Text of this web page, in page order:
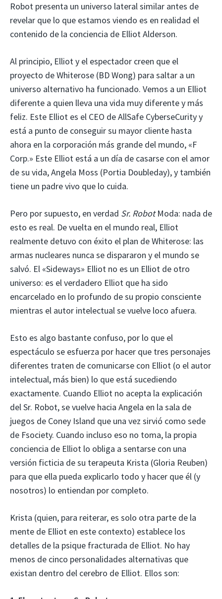
Robot presenta un universo lateral similar antes de
revelar que lo que estamos viendo es en realidad el
contenido de la conciencia de Elliot Alderson.
Al principio, Elliot y el espectador creen que el
proyecto de Whiterose (BD Wong) para saltar a un
universo alternativo ha funcionado. Vemos a un Elliot
diferente a quien lleva una vida muy diferente y más
feliz. Este Elliot es el CEO de AllSafe CyberseCurity y
está a punto de conseguir su mayor cliente hasta
ahora en la corporación más grande del mundo, «F
Corp.» Este Elliot está a un día de casarse con el amor
de su vida, Angela Moss (Portia Doubleday), y también
tiene un padre vivo que lo cuida.
Pero por supuesto, en verdad Sr. RobotModa: nada de
esto es real. De vuelta en el mundo real, Elliot
realmente detuvo con éxito el plan de Whiterose: las
armas nucleares nunca se dispararon y el mundo se
salvó. El «Sideways» Elliot no es un Elliot de otro
universo: es el verdadero Elliot que ha sido
encarcelado en lo profundo de su propio consciente
mientras el autor intelectual se vuelve loco afuera.
Esto es algo bastante confuso, por lo que el
espectáculo se esfuerza por hacer que tres personajes
diferentes traten de comunicarse con Elliot (o el autor
intelectual, más bien) lo que está sucediendo
exactamente. Cuando Elliot no acepta la explicación
del Sr. Robot, se vuelve hacia Angela en la sala de
juegos de Coney Island que una vez sirvió como sede
de Fsociety. Cuando incluso eso no toma, la propia
conciencia de Elliot lo obliga a sentarse con una
versión ficticia de su terapeuta Krista (Gloria Reuben)
para que ella pueda explicarlo todo y hacer que él (y
nosotros) lo entiendan por completo.
Krista (quien, para reiterar, es solo otra parte de la
mente de Elliot en este contexto) establece los
detalles de la psique fracturada de Elliot. No hay
menos de cinco personalidades alternativas que
existan dentro del cerebro de Elliot. Ellos son: